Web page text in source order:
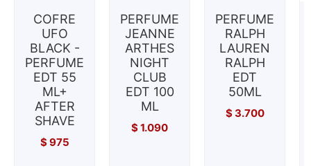
COFRE
UFO
BLACK -
PERFUME
EDT 55
ML+
AFTER
SHAVE
$975
PERFUME
JEANNE
ARTHES
NIGHT
CLUB
EDT 100
ML
$1.090
PERFUME
RALPH
LAUREN
RALPH
EDT
50ML
$3.700